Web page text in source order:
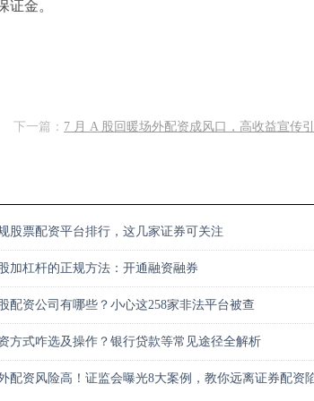
金。
下一篇： 7 月 A 股回暖场外配资成风口，高收益宣传
股票配资平台排行，这几家证券可关注
加杠杆的正规方法：开通融资融券
配资公司有哪些？小心这258家非法平台被查
方式咋选及操作？银行贷款等常见途径全解析
配资风险高！证监会曝光8大案例，教你远离证券配资